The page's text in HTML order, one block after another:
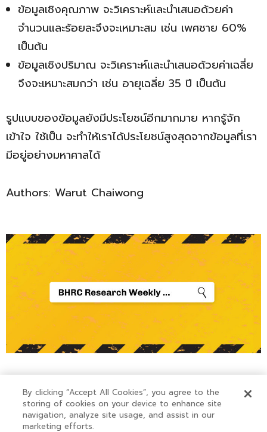
ข้อมูลเชิงคุณภาพ จะวิเคราะห์และนำเสนอด้วยค่า
จำนวนและร้อยละจึงจะเหมาะสม เช่น เพศชาย 60%
เป็นต้น
ข้อมูลเชิงปริมาณ จะวิเคราะห์และนำเสนอด้วยค่าเฉลี่ย
จึงจะเหมาะสมกว่า เช่น อายุเฉลี่ย 35 ปี เป็นต้น
รูปแบบของข้อมูลยังมีประโยชน์อีกมากมาย หากรู้จัก
เข้าใจ ใช้เป็น จะทำให้เราได้ประโยชน์สูงสุดจากข้อมูลที่เรา
มีอยู่อย่างมหาศาลได้
Authors: Warut Chaiwong
Copyright © 2022-2023 Bangkok Health Research
By clicking “Accept All Cookies”, you agree to the
storing of cookies on your device to enhance site
navigation, analyze site usage, and assist in our
marketing efforts.